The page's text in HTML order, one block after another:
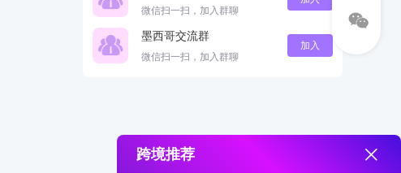
微信扫一扫，加入群聊
墨西哥交流群
微信扫一扫，加入群聊
加入
跨境推荐